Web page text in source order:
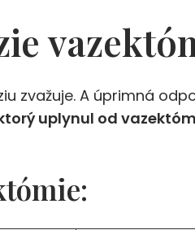
zvažuje. A úprimná
uplynul od